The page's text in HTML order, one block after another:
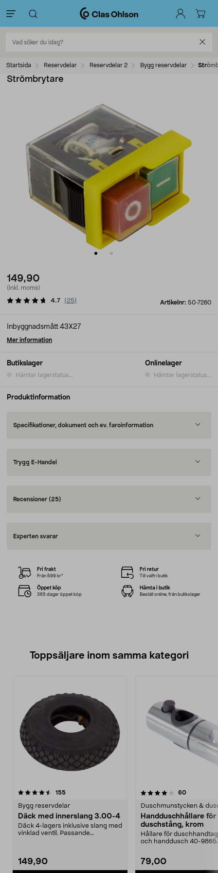
Startsida Reservdelar Reservdelar 2 Bygg reservdelar
Strömbrytare
149,90
(inkl. moms)
Artikelnr: 50-7260
4.7 ( 25)
Butikslager
Hämtar lagerstatus...
Onlinelager
Hämtar lagerstatus...
Inbyggnadsmått 43X27
Mer information
Produktinformation
Specifikationer, dokument och ev. faroinformation
Trygg E-Handel
Recensioner (25)
Experten svarar
Fri frakt
Från 599 kr*
Fri retur
Till valfri butik
Öppet köp
365 dagar öppet köp
Hämta i butik
Beställ online, från butikslager
Toppsäljare inom samma kategori
155recensioner
Bygg reservdelar
Däck med innerslang 3.00-4
Däck 4-lagers inklusive slang med
vinklad ventil. Passande
149,90
4.0 av 5 stjärnor 60
Duschmunstycken &
Handduschhållare
duschstång, krom
Hållare för
och handdusch 40-
79,00
4.0 av 5 stjärnor